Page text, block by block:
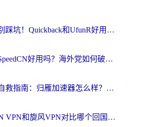
海外党别踩坑！Quickback和UfunR好用吗？选对回国加速器才能无缝刷国内资源
迅游和SpeedCN好用吗？海外党如何破解那道看不见的墙
海外党自救指南：归雁加速器怎么样？教你避开坑实现国内资源无缝访问
ChickCN VPN和旋风VPN对比哪个回国效果更好？海外用户的选择困境与出路